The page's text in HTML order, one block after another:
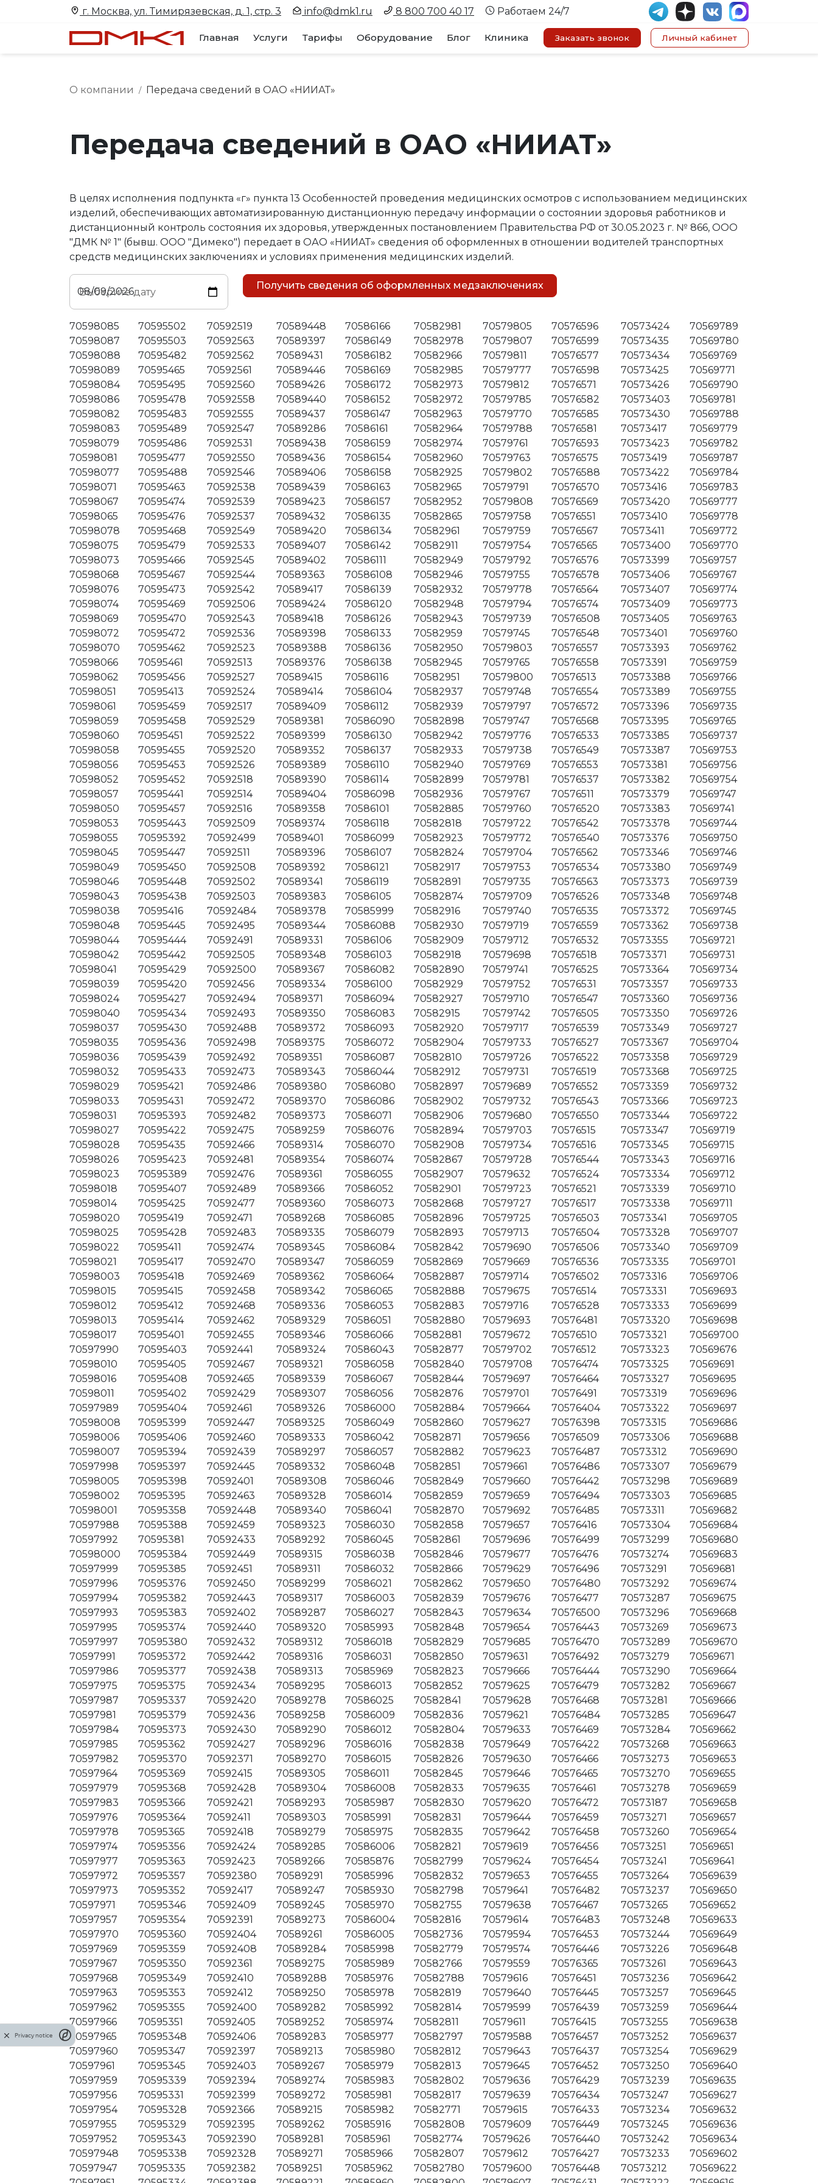
г. Москва, ул. Тимирязевская, д. 1, стр. 3 info@dmk1.ru 8 800 700 40 17 Работаем 24/7
Главная Услуги Тарифы Оборудование Блог Клиника Заказать звонок Личный кабинет
О компании / Передача сведений в ОАО «НИИАТ»
Передача сведений в ОАО «НИИАТ»
В целях исполнения подпункта «г» пункта 13 Особенностей проведения медицинских осмотров с использованием медицинских
изделий, обеспечивающих автоматизированную дистанционную передачу информации о состоянии здоровья работников и
дистанционный контроль состояния их здоровья, утвержденных постановлением Правительства РФ от 30.05.2023 г. № 866, ООО
"ДМК № 1" (бывш. ООО "Димеко") передает в ОАО «НИИАТ» сведения об оформленных в отношении водителей транспортных
средств медицинских заключениях и условиях применения медицинских изделий.
Выберите дату
70598085
70598087
70598088
70598089
70598084
70598086
70598082
70598083
70598079
70598081
70598077
70598071
70598067
70598065
70598078
70598075
70598073
70598068
70598076
70598074
70598069
70598072
70598070
70598066
70598062
70598051
70598061
70598059
70598060
70598058
70598056
70598052
70598057
70598050
70598053
70598055
70598045
70598049
70598046
70598043
70598038
70598048
70598044
70598042
70598041
70598039
70598024
70598040
70598037
70598035
70598036
70598032
70598029
70598033
70598031
70598027
70598028
70598026
70598023
70598018
70598014
70598020
70598025
70598022
70598021
70598003
70598015
70598012
70598013
70598017
70597990
70598010
70598016
70598011
70597989
70598008
70598006
70598007
70597998
70598005
70598002
70598001
70597988
70597992
70598000
70597999
70597996
70597994
70597993
70597995
70597997
70597991
70597986
70597975
70597987
70597981
70597984
70597985
70597982
70597964
70597979
70597983
70597976
70597978
70597974
70597977
70597972
70597973
70597971
70597957
70597970
70597969
70597967
70597968
70597963
70597962
70597966
70597965
70597960
70597961
70597959
70597956
70597954
70597955
70597952
70597948
70597947
70595502
70595503
70595482
70595465
70595495
70595478
70595483
70595489
70595486
70595477
70595488
70595463
70595474
70595476
70595468
70595479
70595466
70595467
70595473
70595469
70595470
70595472
70595462
70595461
70595456
70595413
70595459
70595458
70595451
70595455
70595453
70595452
70595441
70595457
70595443
70595392
70595447
70595450
70595448
70595438
70595416
70595445
70595444
70595442
70595429
70595420
70595427
70595434
70595430
70595436
70595439
70595433
70595421
70595431
70595393
70595422
70595435
70595423
70595389
70595407
70595425
70595419
70595428
70595411
70595417
70595418
70595415
70595412
70595414
70595401
70595403
70595405
70595408
70595402
70595404
70595399
70595406
70595394
70595397
70595398
70595395
70595358
70595388
70595381
70595384
70595385
70595376
70595382
70595383
70595374
70595380
70595372
70595377
70595375
70595337
70595379
70595373
70595362
70595370
70595369
70595368
70595366
70595364
70595365
70595356
70595363
70595357
70595352
70595346
70595354
70595360
70595359
70595350
70595349
70595353
70595355
70595351
70595348
70595347
70595345
70595339
70595331
70595328
70595329
70595343
70595338
70595335
70592519
70592563
70592562
70592561
70592560
70592558
70592555
70592547
70592531
70592550
70592546
70592538
70592539
70592537
70592549
70592533
70592545
70592544
70592542
70592506
70592543
70592536
70592523
70592513
70592527
70592524
70592517
70592529
70592522
70592520
70592526
70592518
70592514
70592516
70592509
70592499
70592511
70592508
70592502
70592503
70592484
70592495
70592491
70592505
70592500
70592456
70592494
70592493
70592488
70592498
70592492
70592473
70592486
70592472
70592482
70592475
70592466
70592481
70592476
70592489
70592477
70592471
70592483
70592474
70592470
70592469
70592458
70592468
70592462
70592455
70592441
70592467
70592465
70592429
70592461
70592447
70592460
70592439
70592445
70592401
70592463
70592448
70592459
70592433
70592449
70592451
70592450
70592443
70592402
70592440
70592432
70592442
70592438
70592434
70592420
70592436
70592430
70592427
70592371
70592415
70592428
70592421
70592411
70592418
70592424
70592423
70592380
70592417
70592409
70592391
70592404
70592408
70592361
70592410
70592412
70592400
70592405
70592406
70592397
70592403
70592394
70592399
70592366
70592395
70592390
70592328
70592382
70589448
70589397
70589431
70589446
70589426
70589440
70589437
70589286
70589438
70589436
70589406
70589439
70589423
70589432
70589420
70589407
70589402
70589363
70589417
70589424
70589418
70589398
70589388
70589376
70589415
70589414
70589409
70589381
70589399
70589352
70589389
70589390
70589404
70589358
70589374
70589401
70589396
70589392
70589341
70589383
70589378
70589344
70589331
70589348
70589367
70589334
70589371
70589350
70589372
70589375
70589351
70589343
70589380
70589370
70589373
70589259
70589314
70589354
70589361
70589366
70589360
70589268
70589335
70589345
70589347
70589362
70589342
70589336
70589329
70589346
70589324
70589321
70589339
70589307
70589326
70589325
70589333
70589297
70589332
70589308
70589328
70589340
70589323
70589292
70589315
70589311
70589299
70589317
70589287
70589320
70589312
70589316
70589313
70589295
70589278
70589258
70589290
70589296
70589270
70589305
70589304
70589293
70589303
70589279
70589285
70589266
70589291
70589247
70589245
70589273
70589261
70589284
70589275
70589288
70589250
70589282
70589252
70589283
70589213
70589267
70589274
70589272
70589215
70589262
70589281
70589271
70589251
70586166
70586149
70586182
70586169
70586172
70586152
70586147
70586161
70586159
70586154
70586158
70586163
70586157
70586135
70586134
70586142
70586111
70586108
70586139
70586120
70586126
70586133
70586136
70586138
70586116
70586104
70586112
70586090
70586130
70586137
70586110
70586114
70586098
70586101
70586118
70586099
70586107
70586121
70586119
70586105
70585999
70586088
70586106
70586103
70586082
70586100
70586094
70586083
70586093
70586072
70586087
70586044
70586080
70586086
70586071
70586076
70586070
70586074
70586055
70586052
70586073
70586085
70586079
70586084
70586059
70586064
70586065
70586053
70586051
70586066
70586043
70586058
70586067
70586056
70586000
70586049
70586042
70586057
70586048
70586046
70586014
70586041
70586030
70586045
70586038
70586032
70586021
70586003
70586027
70585993
70586018
70586031
70585969
70586013
70586025
70586009
70586012
70586016
70586015
70586011
70586008
70585987
70585991
70585975
70586006
70585876
70585996
70585930
70585970
70586004
70586005
70585998
70585989
70585976
70585978
70585992
70585974
70585977
70585980
70585979
70585983
70585981
70585982
70585916
70585961
70585966
70585962
70582981
70582978
70582966
70582985
70582973
70582972
70582963
70582964
70582974
70582960
70582925
70582965
70582952
70582865
70582961
70582911
70582949
70582946
70582932
70582948
70582943
70582959
70582950
70582945
70582951
70582937
70582939
70582898
70582942
70582933
70582940
70582899
70582936
70582885
70582818
70582923
70582824
70582917
70582891
70582874
70582916
70582930
70582909
70582918
70582890
70582929
70582927
70582915
70582920
70582904
70582810
70582912
70582897
70582902
70582906
70582894
70582908
70582867
70582907
70582901
70582868
70582896
70582893
70582842
70582869
70582887
70582888
70582883
70582880
70582881
70582877
70582840
70582844
70582876
70582884
70582860
70582871
70582882
70582851
70582849
70582859
70582870
70582858
70582861
70582846
70582866
70582862
70582839
70582843
70582848
70582829
70582850
70582823
70582852
70582841
70582836
70582804
70582838
70582826
70582845
70582833
70582830
70582831
70582835
70582821
70582799
70582832
70582798
70582755
70582816
70582736
70582779
70582766
70582788
70582819
70582814
70582811
70582797
70582812
70582813
70582802
70582817
70582771
70582808
70582774
70582807
70582780
70579805
70579807
70579811
70579777
70579812
70579785
70579770
70579788
70579761
70579763
70579802
70579791
70579808
70579758
70579759
70579754
70579792
70579755
70579778
70579794
70579739
70579745
70579803
70579765
70579800
70579748
70579797
70579747
70579776
70579738
70579769
70579781
70579767
70579760
70579722
70579772
70579704
70579753
70579735
70579709
70579740
70579719
70579712
70579698
70579741
70579752
70579710
70579742
70579717
70579733
70579726
70579731
70579689
70579732
70579680
70579703
70579734
70579728
70579632
70579723
70579727
70579725
70579713
70579690
70579669
70579714
70579675
70579716
70579693
70579672
70579702
70579708
70579697
70579701
70579664
70579627
70579656
70579623
70579661
70579660
70579659
70579692
70579657
70579696
70579677
70579629
70579650
70579676
70579634
70579654
70579685
70579631
70579666
70579625
70579628
70579621
70579633
70579649
70579630
70579646
70579635
70579620
70579644
70579642
70579619
70579624
70579653
70579641
70579638
70579614
70579594
70579574
70579559
70579616
70579640
70579599
70579611
70579588
70579643
70579645
70579636
70579639
70579615
70579609
70579626
70579612
70579600
70576596
70576599
70576577
70576598
70576571
70576582
70576585
70576581
70576593
70576575
70576588
70576570
70576569
70576551
70576567
70576565
70576576
70576578
70576564
70576574
70576508
70576548
70576557
70576558
70576513
70576554
70576572
70576568
70576533
70576549
70576553
70576537
70576511
70576520
70576542
70576540
70576562
70576534
70576563
70576526
70576535
70576559
70576532
70576518
70576525
70576531
70576547
70576505
70576539
70576527
70576522
70576519
70576552
70576543
70576550
70576515
70576516
70576544
70576524
70576521
70576517
70576503
70576504
70576506
70576536
70576502
70576514
70576528
70576481
70576510
70576512
70576474
70576464
70576491
70576404
70576398
70576509
70576487
70576486
70576442
70576494
70576485
70576416
70576499
70576476
70576496
70576480
70576477
70576500
70576443
70576470
70576492
70576444
70576479
70576468
70576484
70576469
70576422
70576466
70576465
70576461
70576472
70576459
70576458
70576456
70576454
70576455
70576482
70576467
70576483
70576453
70576446
70576365
70576451
70576445
70576439
70576415
70576457
70576437
70576452
70576429
70576434
70576433
70576449
70576440
70576427
70576448
70573424
70573435
70573434
70573425
70573426
70573403
70573430
70573417
70573423
70573419
70573422
70573416
70573420
70573410
70573411
70573400
70573399
70573406
70573407
70573409
70573405
70573401
70573393
70573391
70573388
70573389
70573396
70573395
70573385
70573387
70573381
70573382
70573379
70573383
70573378
70573376
70573346
70573380
70573373
70573348
70573372
70573362
70573355
70573371
70573364
70573357
70573360
70573350
70573349
70573367
70573358
70573368
70573359
70573366
70573344
70573347
70573345
70573343
70573334
70573339
70573338
70573341
70573328
70573340
70573335
70573316
70573331
70573333
70573320
70573321
70573323
70573325
70573327
70573319
70573322
70573315
70573306
70573312
70573307
70573298
70573303
70573311
70573304
70573299
70573274
70573291
70573292
70573287
70573296
70573269
70573289
70573279
70573290
70573282
70573281
70573285
70573284
70573268
70573273
70573270
70573278
70573187
70573271
70573260
70573251
70573241
70573264
70573237
70573265
70573248
70573244
70573226
70573261
70573236
70573257
70573259
70573255
70573252
70573254
70573250
70573239
70573247
70573234
70573245
70573242
70573233
70573212
70569789
70569780
70569769
70569771
70569790
70569781
70569788
70569779
70569782
70569787
70569784
70569783
70569777
70569778
70569772
70569770
70569757
70569767
70569774
70569773
70569763
70569760
70569762
70569759
70569766
70569755
70569735
70569765
70569737
70569753
70569756
70569754
70569747
70569741
70569744
70569750
70569746
70569749
70569739
70569748
70569745
70569738
70569721
70569731
70569734
70569733
70569736
70569726
70569727
70569704
70569729
70569725
70569732
70569723
70569722
70569719
70569715
70569716
70569712
70569710
70569711
70569705
70569707
70569709
70569701
70569706
70569693
70569699
70569698
70569700
70569676
70569691
70569695
70569696
70569697
70569686
70569688
70569690
70569679
70569689
70569685
70569682
70569684
70569680
70569683
70569681
70569674
70569675
70569668
70569673
70569670
70569671
70569664
70569667
70569666
70569647
70569662
70569663
70569653
70569655
70569659
70569658
70569657
70569654
70569651
70569641
70569639
70569650
70569652
70569633
70569649
70569648
70569643
70569642
70569645
70569644
70569638
70569637
70569629
70569640
70569635
70569627
70569632
70569636
70569634
70569602
70569622
Privacy notice